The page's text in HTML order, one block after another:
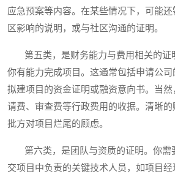
应急预案等内容。在某些情况下，可能
区影响的说明，或与社区沟通的证明。
第五类，是财务能力与费用相关的证
你有能力完成项目。这通常包括申请公
拟建项目的资金证明或融资意向书。当
请费、审查费等行政费用的收据。清晰
批方对项目烂尾的顾虑。
第六类，是团队与资质的证明。你需
交项目中负责的关键技术人员，如项目